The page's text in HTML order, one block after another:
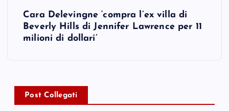
v
Cara Delevingne ‘compra l’ex villa di
Beverly Hills di Jennifer Lawrence per 11
milioni di dollari’
Post Collegati